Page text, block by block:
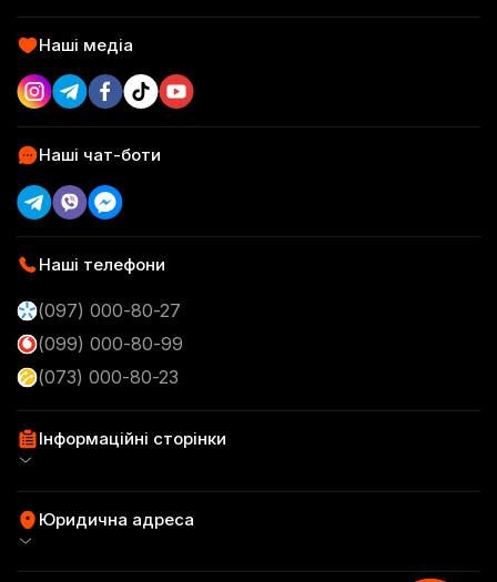
SuperFood
Смаколики
Аксесуари
Брендоване печиво
Practik Daily
Practik Superfood
Practik Смаколик
Practik Original
Блог
Контакти
Доставка та оплата
Наші медіа
Наші чат-боти
Наші телефони
(097) 000-80-27
(099) 000-80-99
(073) 000-80-23
Інформаційні сторінки
Повернення товару
Юридична адреса